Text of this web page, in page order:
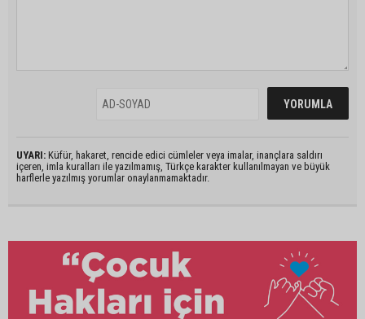
UYARI: Küfür, hakaret, rencide edici cümleler veya imalar, inançlara saldırı
içeren, imla kuralları ile yazılmamış, Türkçe karakter kullanılmayan ve büyük
harflerle yazılmış yorumlar onaylanmamaktadır.